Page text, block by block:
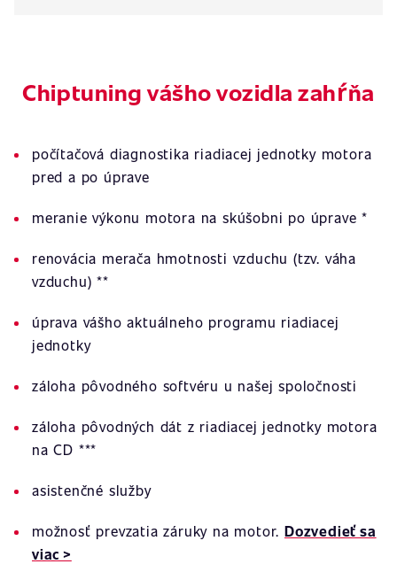
Chiptuning vášho vozidla zahŕňa
počítačová diagnostika riadiacej jednotky motora
pred a po úprave
meranie výkonu motora na skúšobni po úprave *
renovácia merača hmotnosti vzduchu (tzv. váha
vzduchu) **
úprava vášho aktuálneho programu riadiacej
jednotky
záloha pôvodného softvéru u našej spoločnosti
záloha pôvodných dát z riadiacej jednotky motora
na CD ***
asistenčné služby
možnosť prevzatia záruky na motor. Dozvedieť sa
viac >